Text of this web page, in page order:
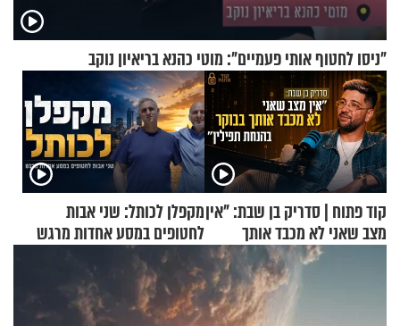
"ניסו לחטוף אותי פעמיים": מוטי כהנא בריאיון נוקב
קוד פתוח | סדריק בן שבת: "אין
מצב שאני לא מכבד אותך
בבוקר בהנחת תפילין"
מקפלן לכותל: שני אבות
לחטופים במסע אחדות מרגש